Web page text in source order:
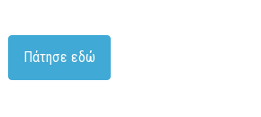
Πάτησε εδώ